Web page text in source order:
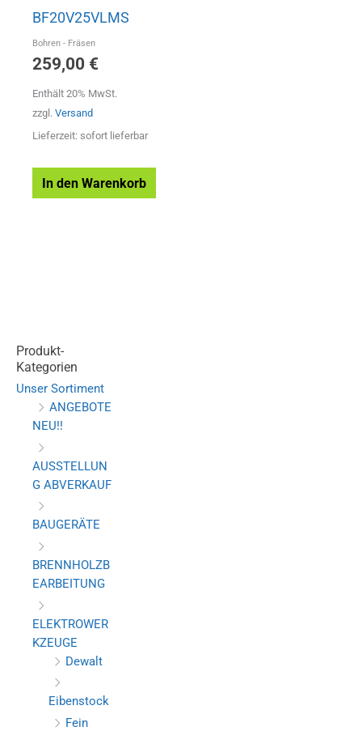
Produkt-
Kategorien
Unser Sortiment
ANGEBOTE
NEU!!
AUSSTELLUN
G ABVERKAUF
BAUGERÄTE
BRENNHOLZB
EARBEITUNG
ELEKTROWER
KZEUGE
Dewalt
Eibenstock
Fein
BF20V25VLMS
Bohren - Fräsen
259,00 €
Enthält 20% MwSt.
zzgl. Versand
Lieferzeit: sofort lieferbar
In den Warenkorb